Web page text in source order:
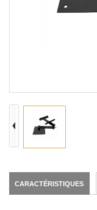
CARACTÉRISTIQUES